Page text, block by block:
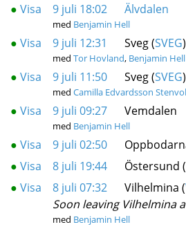
● Visa 9 juli 18:02 Älvdalen
med Benjamin Hell
● Visa 9 juli 12:31 Sveg (SVEG)
med Tor Hovland, Benjamin Hell
● Visa 9 juli 11:50 Sveg (SVEG)
med Camilla Edvardsson
● Visa 9 juli 09:27 Vemdalen
med Benjamin Hell
● Visa 9 juli 02:50
● Visa 8 juli 19:44 Östersund (
● Visa 8 juli 07:32 Vilhelmina (
Soon leaving Vilhelmina
med Benjamin Hell